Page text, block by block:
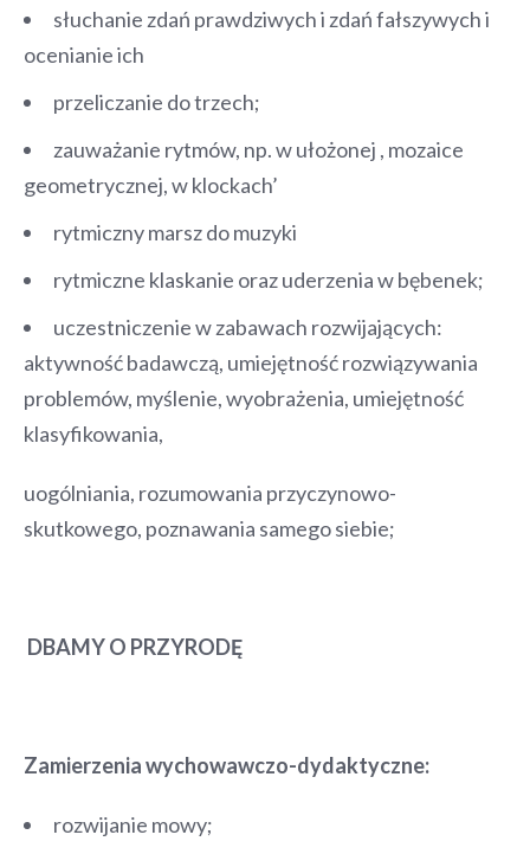
słuchanie zdań prawdziwych i zdań fałszywych i
ocenianie ich
przeliczanie do trzech;
zauważanie rytmów, np. w ułożonej , mozaice
geometrycznej, w klockach’
rytmiczny marsz do muzyki
rytmiczne klaskanie oraz uderzenia w bębenek;
uczestniczenie w zabawach rozwijających:
aktywność badawczą, umiejętność rozwiązywania
problemów, myślenie, wyobrażenia, umiejętność
klasyfikowania,
uogólniania, rozumowania przyczynowo-
skutkowego, poznawania samego siebie;
DBAMY O PRZYRODĘ
Zamierzenia wychowawczo-dydaktyczne:
rozwijanie mowy;